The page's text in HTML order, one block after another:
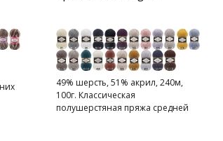
49% шерсть, 51% акрил, 240м,
100г. Классическая
полушерстяная пряжа средней